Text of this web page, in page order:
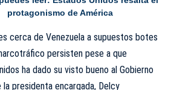
protagonismo de América
cerca de Venezuela a supuestos botes
persisten pese a que
ha dado su visto bueno al Gobierno
presidenta encargada, Delcy